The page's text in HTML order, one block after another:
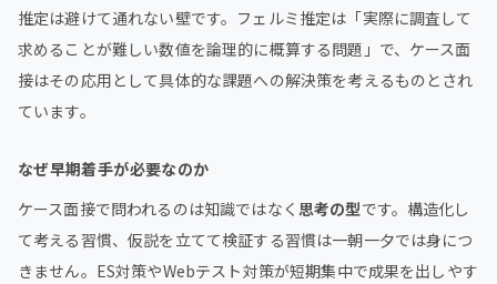
推定は避けて通れない壁です。フェルミ推定は「実際に調査して
求めることが難しい数値を論理的に概算する問題」で、ケース面
接はその応用として具体的な課題への解決策を考えるものとされ
ています。
なぜ早期着手が必要なのか
ケース面接で問われるのは知識ではなく 思考の型です。構造化し
て考える習慣、仮説を立てて検証する習慣は一朝一夕では身につ
きません。ES対策やWebテスト対策が短期集中で成果を出しやす